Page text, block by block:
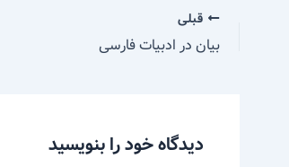
قبلی
بیان در ادبیات فارسی
دیدگاه‌ خود را بنویسید